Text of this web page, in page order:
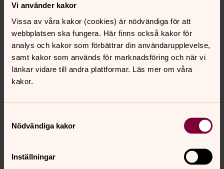
Vi använder kakor
Vissa av våra kakor (cookies) är nödvändiga för att
webbplatsen ska fungera. Här finns också kakor för
analys och kakor som förbättrar din användarupplevelse,
samt kakor som används för marknadsföring och när vi
länkar vidare till andra plattformar. Läs mer om våra
kakor.
Nödvändiga kakor
Inställningar
gravrättsinnehavare har bytts ut.
- Uppgivit fel källa till var de fått uppgifterna från – De
har skrivit på sin webbplats och i kommunikation med
individer att de fått uppgifterna från Svenska kyrkan.
Det stämmer inte. De har fått gravnummer och namn,
inget mer. De andra uppgifterna har de fått från annan
Som individ har du rätt att göra en anmälan till
Integritetsskyddsmyndigheten med klagomål med
anledning av att dina personuppgifter använts på
välkommen att kontakta vårt dataskyddsombud Erika